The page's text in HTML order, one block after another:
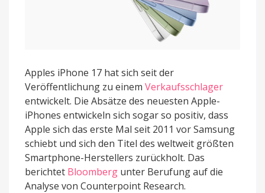
Apples iPhone 17 hat sich seit der
Veröffentlichung zu einem Verkaufsschlager
entwickelt. Die Absätze des neuesten Apple-
iPhones entwickeln sich sogar so positiv, dass
Apple sich das erste Mal seit 2011 vor Samsung
schiebt und sich den Titel des weltweit größten
Smartphone-Herstellers zurückholt. Das
berichtet Bloomberg unter Berufung auf die
Analyse von Counterpoint Research.